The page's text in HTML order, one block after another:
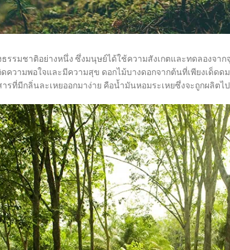
รรมชาติอย่างหนึ่ง ซึ่งมนุษย์ได้ใช้ความสังเกตและทดลองจา
ความพอใจและมีความสุข ดอกไม้บางดอกจากต้นที่เพียงเด็ด
รที่มีกลิ่นละเหยออกมาง่าย คือน้ำมันหอมระเหยซึ่งจะถูกผลิตไ